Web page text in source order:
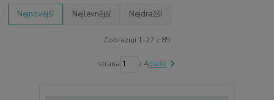
Nejnovější Nejlevnější Nejdražší
Zobrazuji 1-27 z 85
strana z 4další